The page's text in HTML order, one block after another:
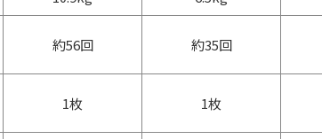
約56回 約35回
1枚 1枚